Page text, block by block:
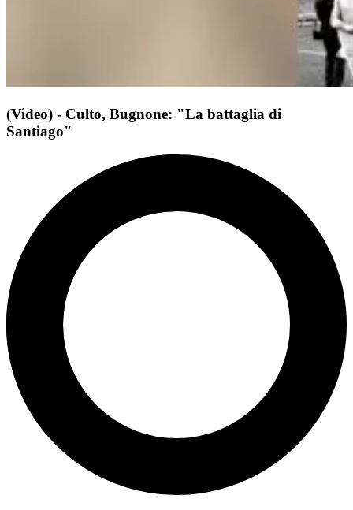
(Video) - Culto, Bugnone: "La battaglia di
Santiago"